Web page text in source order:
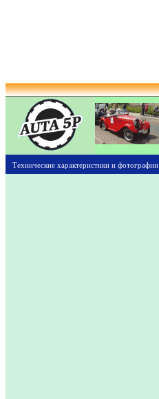
Технические характеристики и фотографии